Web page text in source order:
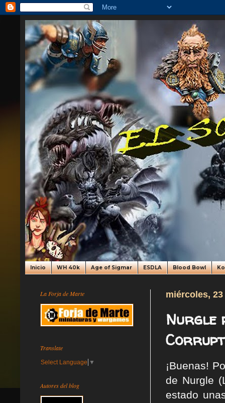
Inicio WH 40k Age of Sigmar ESDLA Blood Bowl
miércoles,
Nurgle
¡Buenas!
de Nurgle
estado
La Forja de Marte
Translate
Select Language ▼
Autores del blog